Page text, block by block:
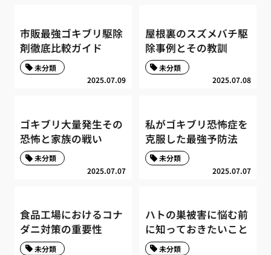
市販最強ゴキブリ駆除
剤徹底比較ガイド
2025.07.09
未分類
屋根裏のスズメバチ駆
除事例とその教訓
2025.07.08
未分類
ゴキブリ大量発生その
恐怖と家族の戦い
2025.07.07
未分類
私がゴキブリ恐怖症を
克服した最強予防法
2025.07.07
未分類
食品工場におけるコナ
ダニ対策の重要性
未分類
ハトの巣被害に悩む前
に知っておきたいこと
未分類